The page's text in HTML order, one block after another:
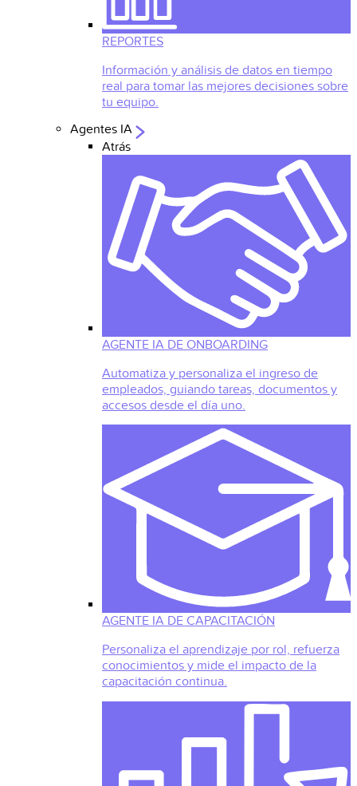
REPORTES
Información y análisis de datos en tiempo
real para tomar las mejores decisiones sobre
tu equipo.
Agentes IA
Atrás
AGENTE IA DE ONBOARDING
Automatiza y personaliza el ingreso de
empleados, guiando tareas, documentos y
accesos desde el día uno.
AGENTE IA DE CAPACITACIÓN
Personaliza el aprendizaje por rol, refuerza
conocimientos y mide el impacto de la
capacitación continua.